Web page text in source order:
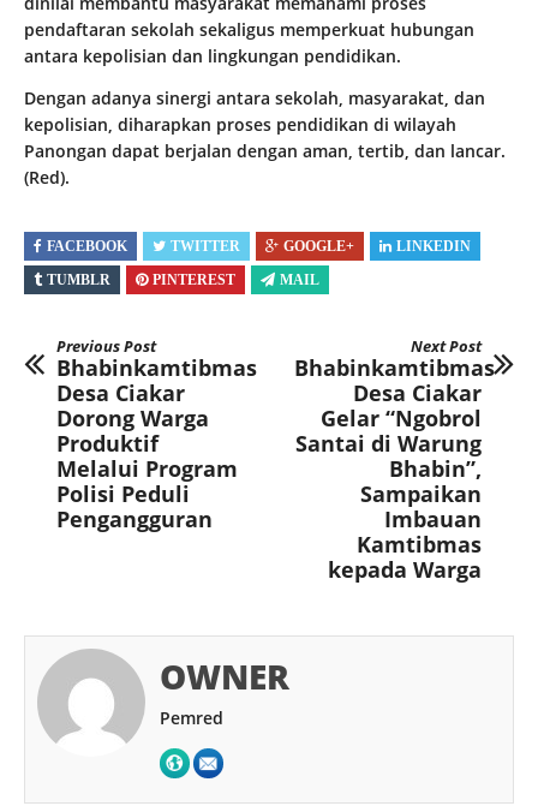
pendaftaran sekolah sekaligus memperkuat hubungan
antara kepolisian dan lingkungan pendidikan.
Dengan adanya sinergi antara sekolah, masyarakat, dan
kepolisian, diharapkan proses pendidikan di wilayah
Panongan dapat berjalan dengan aman, tertib, dan lancar.
(Red).
FACEBOOK TWITTER GOOGLE+
LINKEDIN
TUMBLR
PINTEREST MAIL
Previous Post
Bhabinkamtibmas
Desa Ciakar
Dorong Warga
Produktif
Melalui Program
Polisi Peduli
Pengangguran
Next Post
Bhabinkamtibmas
Desa Ciakar
Gelar “Ngobrol
Santai di Warung
Bhabin”,
Sampaikan
Imbauan
Kamtibmas
kepada Warga
OWNER
Pemred